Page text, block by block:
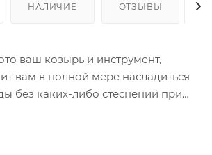
НАЛИЧИЕ ОТЗЫВЫ
ваш козырь и инструмент,
вам в полной мере насладиться
без каких-либо стеснений при